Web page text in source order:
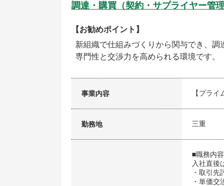
調達・購買（契約・サプライヤー管
【お勧めポイント】
新組織で仕組みづくりから関与でき、
専門性と交渉力を高められる環境です。
事業内容 【プライ
勤務地 三重
■職務内容
入社直後
・取引先
・単価交